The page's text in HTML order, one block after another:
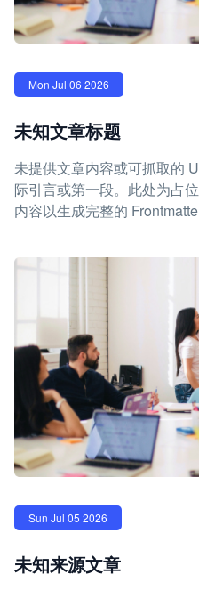
Mon Jul 06 2026
未知文章标题
未提供文章内容或可抓取的
际引言或第一段。此处为占
内容以生成完整的 Frontmatter
Sun Jul 05 2026
未知来源文章